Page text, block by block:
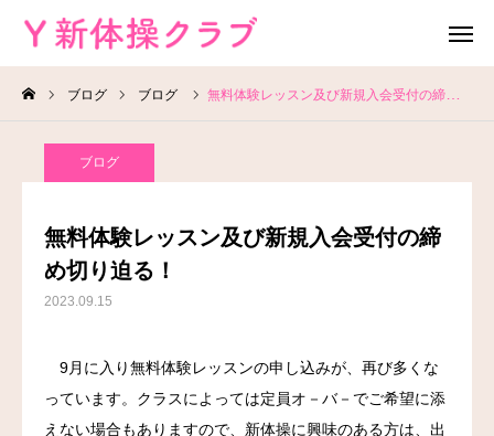
ブログ ブログ 無料体験レッスン及び新規入会受付の締め切り迫る！
ブログ
無料体験レッスン及び新規入会受付の締
め切り迫る！
2023.09.15
9月に入り無料体験レッスンの申し込みが、再び多くな
っています。クラスによっては定員オ－バ－でご希望に添
えない場合もありますので、新体操に興味のある方は、出
無料体験
HOME
教室概要
よくある質問